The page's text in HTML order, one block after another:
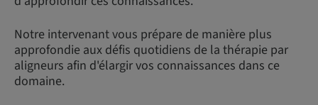
Notre intervenant vous prépare de manière plus
approfondie aux défis quotidiens de la thérapie par
aligneurs afin d'élargir vos connaissances dans ce
domaine.